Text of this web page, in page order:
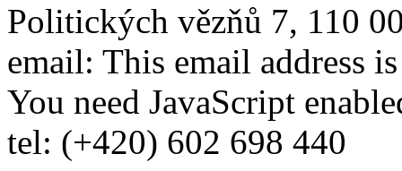
Politických vězňů 7, 110
email: This email address
You need JavaScript
tel: (+420) 602 698 440